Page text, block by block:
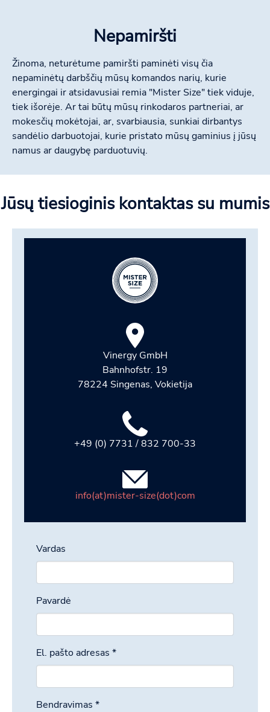
Nepamiršti
Žinoma, neturėtume pamiršti paminėti visų čia
nepaminėtų darbščių mūsų komandos narių, kurie
energingai ir atsidavusiai remia "Mister Size" tiek viduje,
tiek išorėje. Ar tai būtų mūsų rinkodaros partneriai, ar
mokesčių mokėtojai, ar, svarbiausia, sunkiai dirbantys
sandėlio darbuotojai, kurie pristato mūsų gaminius į jūsų
namus ar daugybę parduotuvių.
Jūsų tiesioginis kontaktas su mumis
Vinergy GmbH
Bahnhofstr. 19
78224 Singenas, Vokietija
+49 (0) 7731 / 832 700-33
info(at)mister-size(dot)com
Vardas
Pavardė
El. pašto adresas *
Bendravimas *